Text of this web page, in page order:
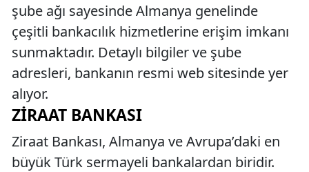
şube ağı sayesinde Almanya genelinde
çeşitli bankacılık hizmetlerine erişim imkanı
sunmaktadır. Detaylı bilgiler ve şube
adresleri, bankanın resmi web sitesinde yer
alıyor.
ZIRAAT BANKASI
Ziraat Bankası, Almanya ve Avrupa’daki en
büyük Türk sermayeli bankalardan biridir.